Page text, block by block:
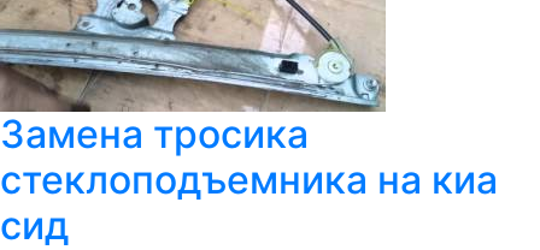
Замена тросика
стеклоподъемника на киа
сид